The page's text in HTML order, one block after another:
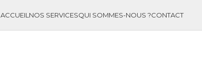
ACCUEIL NOS SERVICESQUI SOMMES-NOUS ?CONTACT